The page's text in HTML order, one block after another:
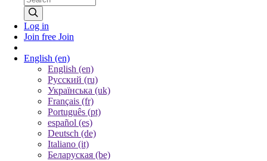
Log in
Join free Join
English (en)
English (en)
Русский (ru)
Українська (uk)
Français (fr)
Português (pt)
español (es)
Deutsch (de)
Italiano (it)
Беларуская (be)